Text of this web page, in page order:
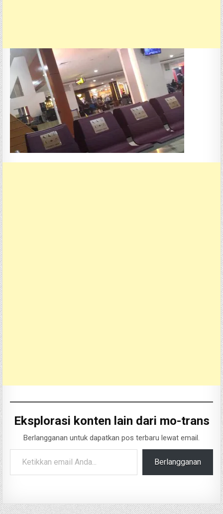
Eksplorasi konten lain dari mo-trans
Berlangganan untuk dapatkan pos terbaru lewat email.
Ketikkan email Anda...
Berlangganan